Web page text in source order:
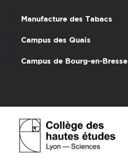
Manufacture des Tabacs
Campus des Quais
Campus de Bourg-en-Bresse